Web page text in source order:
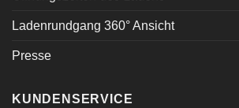
Ladenrundgang 360° Ansicht
Presse
KUNDENSERVICE